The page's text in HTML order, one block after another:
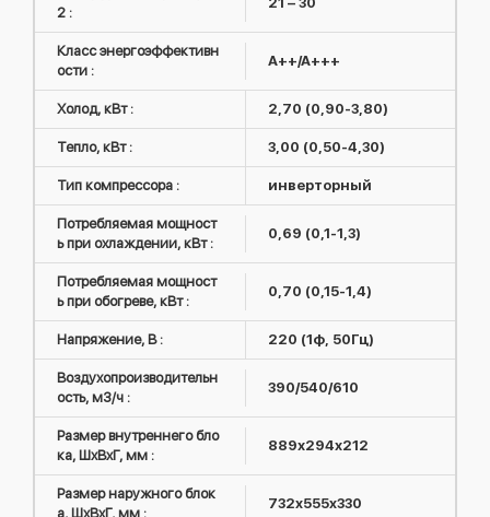
2 :
Класс энергоэффективн
ости :
A++/A+++
Холод, кВт : 2,70 (0,90-3,80)
Тепло, кВт : 3,00 (0,50-4,30)
Тип компрессора : инверторный
Потребляемая мощност
ь при охлаждении, кВт :
0,69 (0,1-1,3)
Потребляемая мощност
ь при обогреве, кВт :
0,70 (0,15-1,4)
Напряжение, В : 220 (1ф, 50Гц)
Воздухопроизводительн
ость, м3/ч :
390/540/610
Размер внутреннего бло
ка, ШxВxГ, мм :
889х294х212
Размер наружного блок
а, ШxВxГ, мм :
732x555x330